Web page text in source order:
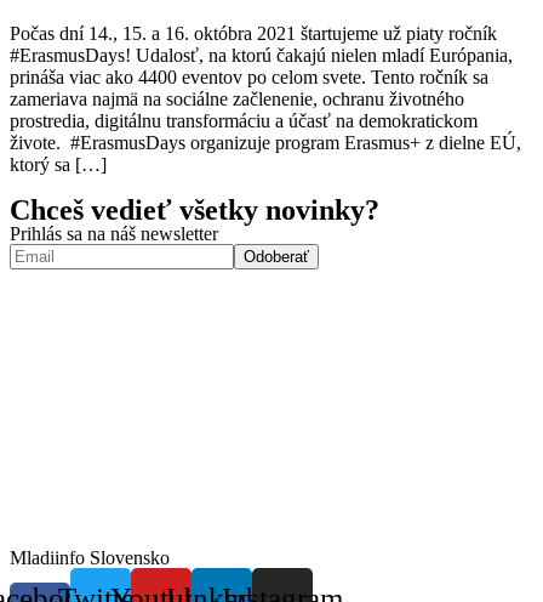
Počas dní 14., 15. a 16. októbra 2021 štartujeme už piaty ročník
#ErasmusDays! Udalosť, na ktorú čakajú nielen mladí Európania,
prináša viac ako 4400 eventov po celom svete. Tento ročník sa
zameriava najmä na sociálne začlenenie, ochranu životného
prostredia, digitálnu transformáciu a účasť na demokratickom
živote. #ErasmusDays organizuje program Erasmus+ z dielne EÚ,
ktorý sa […]
Chceš vedieť všetky novinky?
Prihlás sa na náš newsletter
Mladiinfo Slovensko